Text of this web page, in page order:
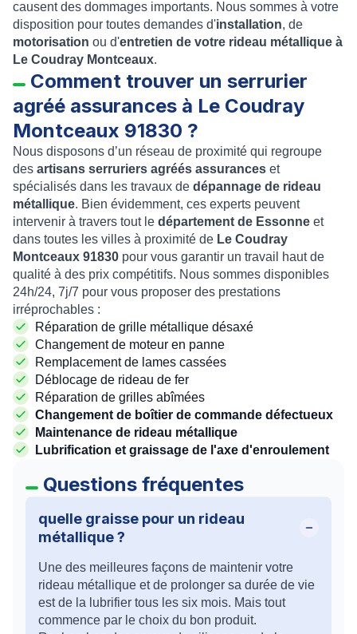
causent des dommages importants. Nous sommes à votre
disposition pour toutes demandes d'installation, de
motorisation ou d'entretien de votre rideau métallique à
Le Coudray Montceaux.
Comment trouver un serrurier
agréé assurances à Le Coudray
Montceaux 91830 ?
Nous disposons d’un réseau de proximité qui regroupe
des artisans serruriers agréés assurances et
spécialisés dans les travaux de dépannage de rideau
métallique. Bien évidemment, ces experts peuvent
intervenir à travers tout le département de Essonne et
dans toutes les villes à proximité de Le Coudray
Montceaux 91830 pour vous garantir un travail haut de
qualité à des prix compétitifs. Nous sommes disponibles
24h/24, 7j/7 pour vous proposer des prestations
irréprochables :
Réparation de grille métallique désaxé
Changement de moteur en panne
Remplacement de lames cassées
Déblocage de rideau de fer
Réparation de grilles abîmées
Changement de boîtier de commande défectueux
Maintenance de rideau métallique
Lubrification et graissage de l'axe d'enroulement
Questions fréquentes
quelle graisse pour un rideau
métallique ?
Une des meilleures façons de maintenir votre
rideau métallique et de prolonger sa durée de vie
est de la lubrifier tous les six mois. Mais tout
commence par le choix du bon produit.